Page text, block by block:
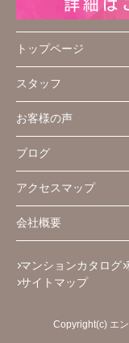
トップページ
スタッフ
お客様の声
ブログ
アクセスマップ
会社概要
マンションカタログ
サイトマップ
Copyright(c) エ